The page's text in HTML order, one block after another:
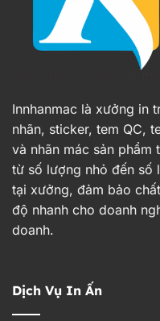
Innhanmac là xưởng in
nhãn, sticker, tem QC,
và nhãn mác sản phẩm
từ số lượng nhỏ đến số
tại xưởng, đảm bảo
độ nhanh cho doanh
doanh.
Dịch Vụ In Ấn